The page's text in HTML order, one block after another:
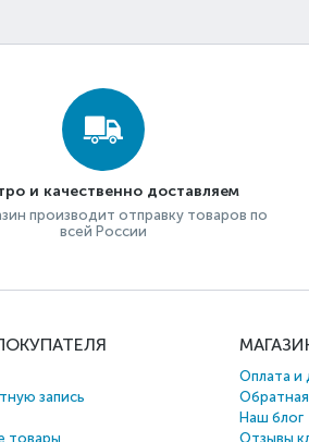
и качественно доставляем
производит отправку товаров по
всей России
запись
товары
Оплата и
Обратная
Наш блог
Отзывы